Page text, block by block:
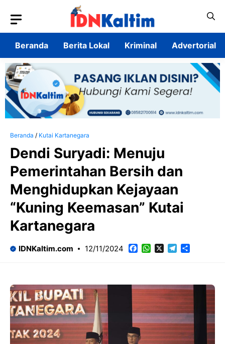
isi
Beranda
Berita Lokal Kriminal Advertorial
Beranda / Kutai Kartanegara
Dendi Suryadi: Menuju
Pemerintahan Bersih dan
Menghidupkan Kejayaan
“Kuning Keemasan” Kutai
Kartanegara
IDNKaltim.com 12/11/2024 Facebook
WhatsAppTelegram